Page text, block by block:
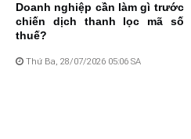
Doanh nghiệp cần làm gì trước
chiến dịch thanh lọc mã số
thuế?
Thứ Ba, 28/07/2026 05:06 SA